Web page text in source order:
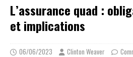
L’assurance quad :
et implications
06/06/2023 Clinton Weaver